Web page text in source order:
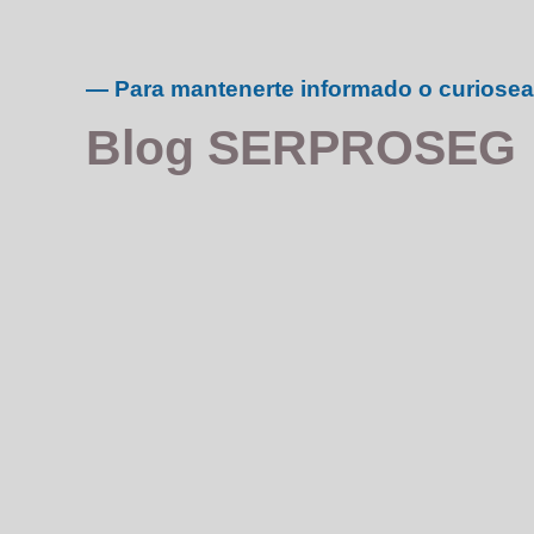
— Para mantenerte informado o
Blog SERPROSEG